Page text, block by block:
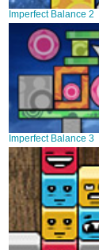
Imperfect Balance 2
Imperfect Balance 3